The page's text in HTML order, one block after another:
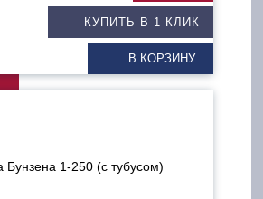
КУПИТЬ В 1 КЛИК
В КОРЗИНУ